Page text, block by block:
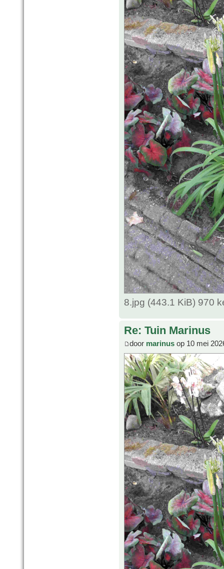
8.jpg (443.1 KiB) 970
Re: Tuin Marinus
door marinus op 10 mei